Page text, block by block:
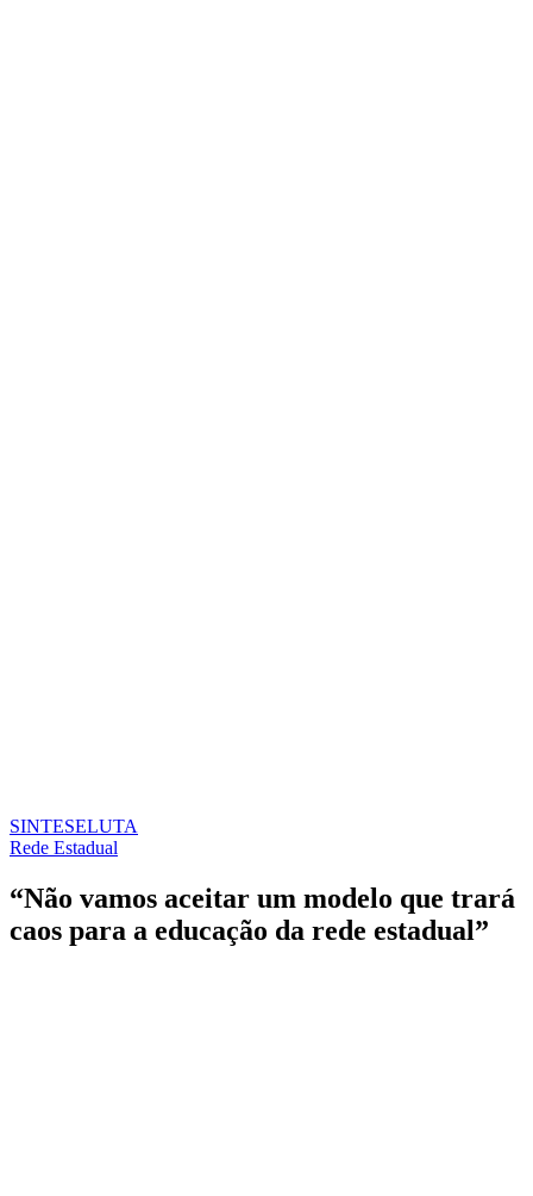
SINTESELUTA
Rede Estadual
“Não vamos aceitar um modelo que trará
caos para a educação da rede estadual”